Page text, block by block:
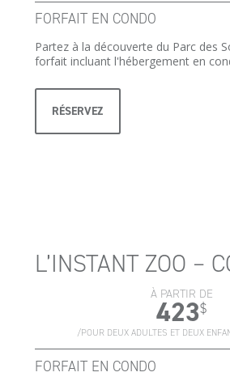
FORFAIT EN CONDO
Partez à la découverte du Parc des
forfait incluant l'hébergement en
RÉSERVEZ
L’INSTANT ZOO –
À PARTIR DE
423$
/POUR DEUX ADULTES ET DEUX
FORFAIT EN CONDO